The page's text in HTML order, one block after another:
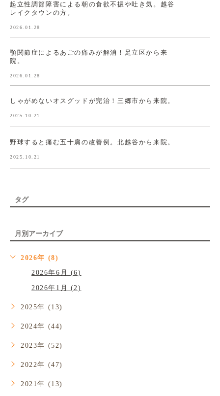
起立性調節障害による朝の食欲不振や吐き気。越谷
レイクタウンの方。
2026.01.28
顎関節症によるあごの痛みが解消！足立区から来
院。
2026.01.28
しゃがめないオスグッドが完治！三郷市から来院。
2025.10.21
野球すると痛む五十肩の改善例。北越谷から来院。
2025.10.21
タグ
月別アーカイブ
2026年 (8)
2026年6月 (6)
2026年1月 (2)
2025年 (13)
2024年 (44)
2023年 (52)
2022年 (47)
2021年 (13)